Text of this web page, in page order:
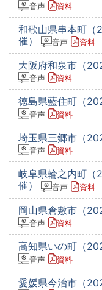
音声 資料
和歌山県串本町（
催）
音声 資料
大阪府和泉市（
音声 資料
徳島県藍住町（
音声 資料
埼玉県三郷市（
音声 資料
岐阜県輪之内町（
催）
音声 資料
岡山県倉敷市（
音声 資料
高知県いの町（
音声 資料
愛媛県今治市（